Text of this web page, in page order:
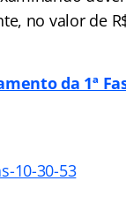
no valor de
da 1ª